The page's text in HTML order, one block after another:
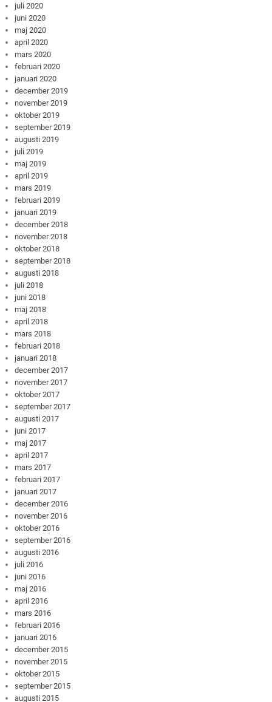
juli 2020
juni 2020
maj 2020
april 2020
mars 2020
februari 2020
januari 2020
december 2019
november 2019
oktober 2019
september 2019
augusti 2019
juli 2019
maj 2019
april 2019
mars 2019
februari 2019
januari 2019
december 2018
november 2018
oktober 2018
september 2018
augusti 2018
juli 2018
juni 2018
maj 2018
april 2018
mars 2018
februari 2018
januari 2018
december 2017
november 2017
oktober 2017
september 2017
augusti 2017
juni 2017
maj 2017
april 2017
mars 2017
februari 2017
januari 2017
december 2016
november 2016
oktober 2016
september 2016
augusti 2016
juli 2016
juni 2016
maj 2016
april 2016
mars 2016
februari 2016
januari 2016
december 2015
november 2015
oktober 2015
september 2015
augusti 2015